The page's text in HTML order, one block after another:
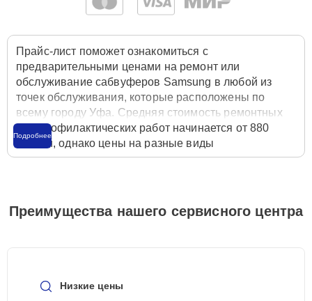
Прайс-лист поможет ознакомиться с
предварительными ценами на ремонт или
обслуживание сабвуферов Samsung в любой из
точек обслуживания, которые расположены по
всему городу Уфа. Средняя стоимость ремонтных
или профилактических работ начинается от 880
рублей, однако цены на разные виды
комплектующих могут различаться. Полную
службы заботы о клиентах. Для расчета итоговой
стоимости ремонта сабвуфера достаточно
Подробнее
Преимущества нашего сервисного центра
Низкие цены